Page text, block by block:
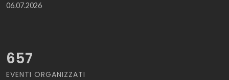
06.07.2026
657
EVENTI ORGANIZZATI